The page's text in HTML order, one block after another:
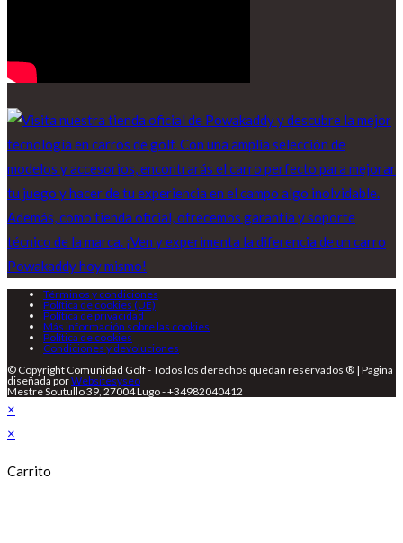
Términos y condiciones
Política de cookies (UE)
Política de privacidad
Más información sobre las cookies
Política de cookies
Condiciones y devoluciones
© Copyright Comunidad Golf - Todos los derechos quedan reservados ® | Pagina
diseñada porWebsitesyseo
Mestre Soutullo 39, 27004 Lugo - +34982040412
×
×
Carrito